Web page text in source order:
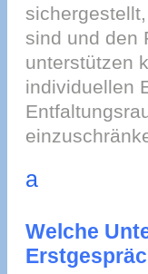
sind und den
unterstützen
individuellen
a
Welche